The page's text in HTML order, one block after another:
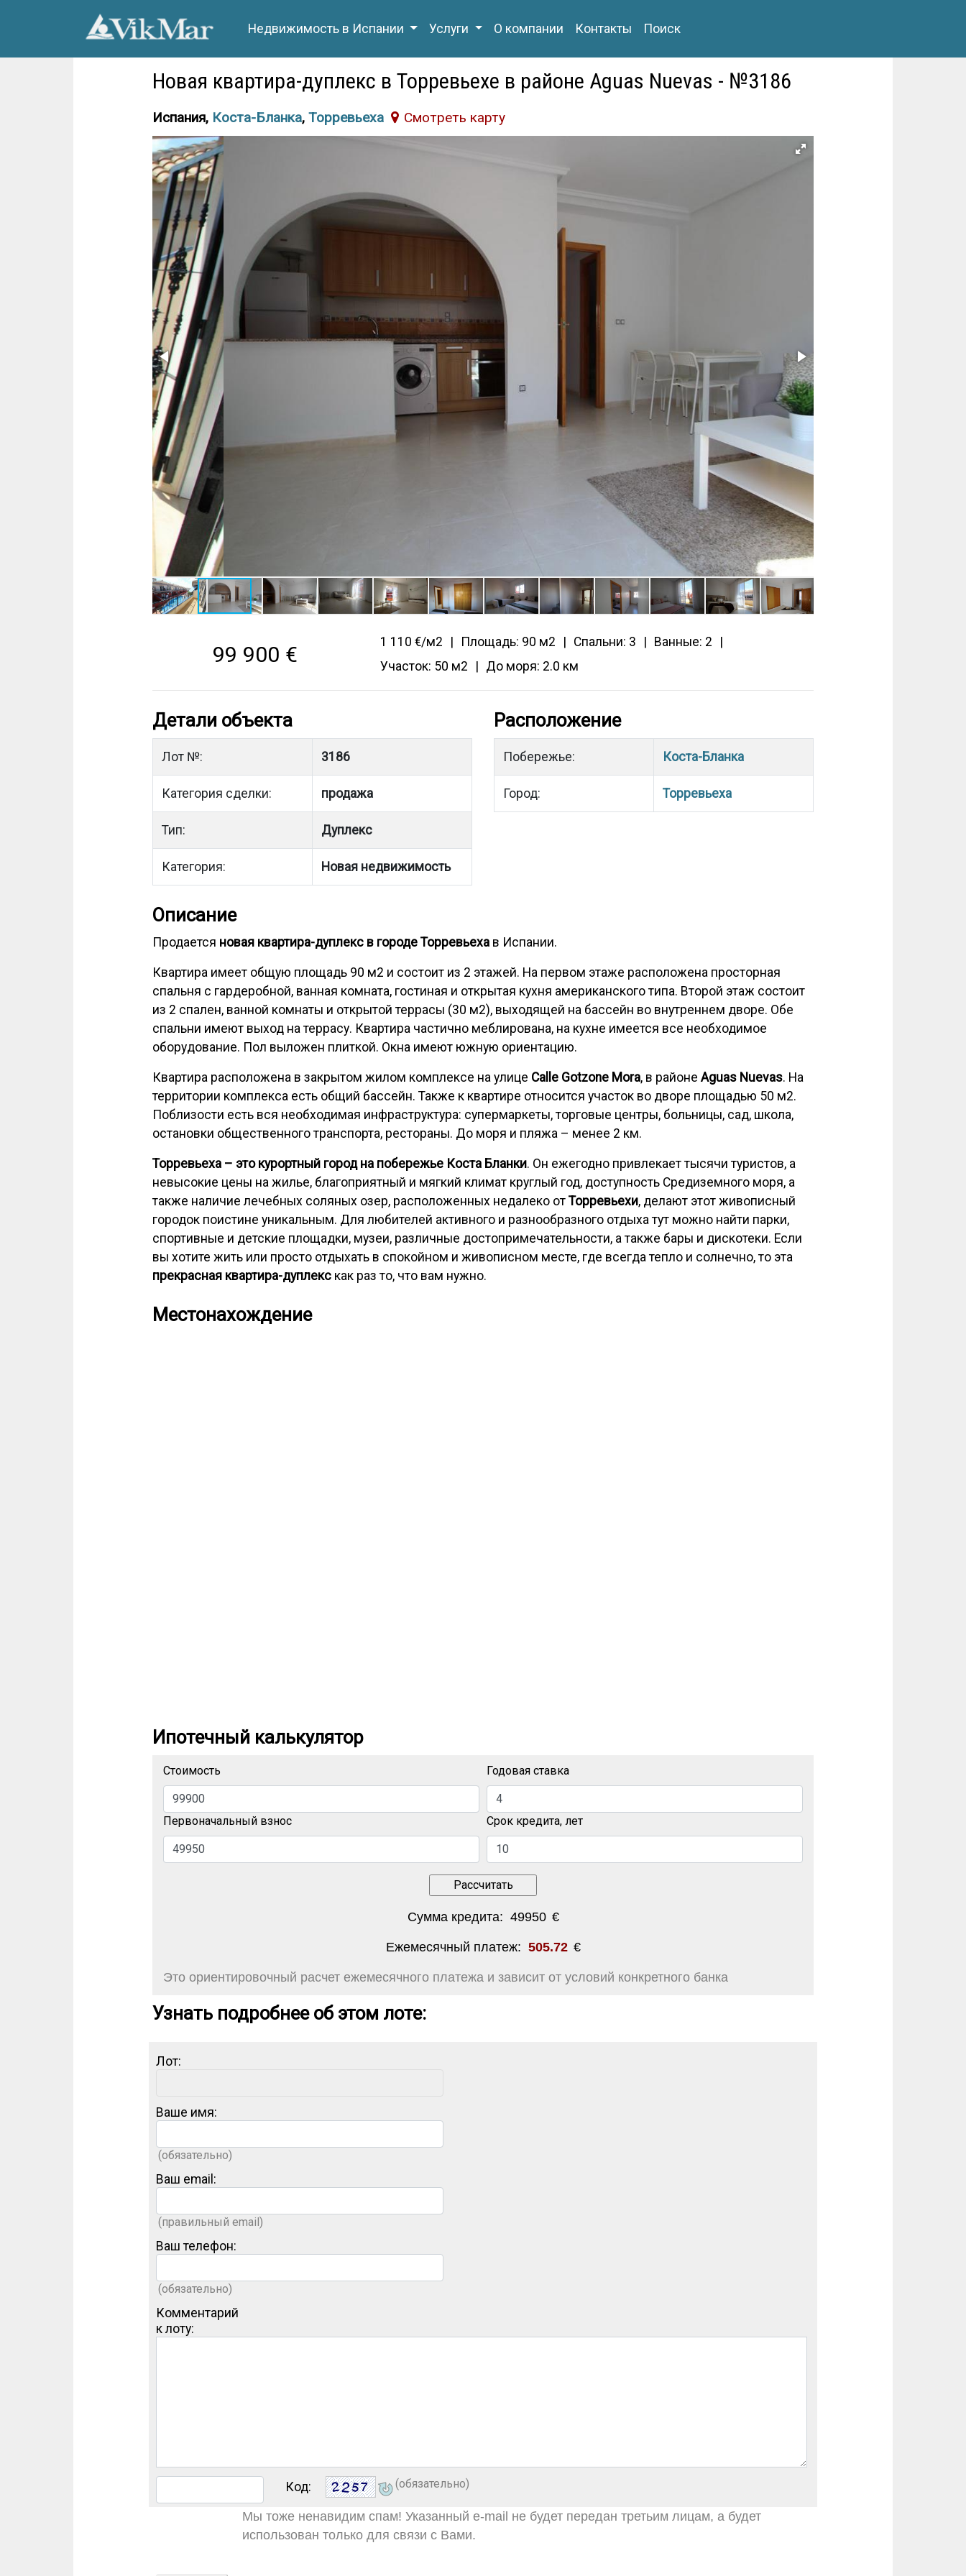
Недвижимость в Испании Услуги О компании Контакты Поиск
Новая квартира-дуплекс в Торревьехе в районе Aguas Nuevas - №3186
Испания, Коста-Бланка, Торревьеха Cмотреть карту
99 900 € 1 110 €/м2 Площадь: 90 м2 Спальни: 3
Ванные: 2
Участок: 50 м2
До моря: 2.0 км
Детали объекта
Лот №: 3186
Категория сделки: продажа
Тип: Дуплекс
Категория: Новая недвижимость
Расположение
Побережье: Коста-Бланка
Город: Торревьеха
Описание
Продается новая квартира-дуплекс в городе Торревьеха в Испании.
Квартира имеет общую площадь 90 м2 и состоит из 2 этажей. На первом этаже расположена просторная
спальня с гардеробной, ванная комната, гостиная и открытая кухня американского типа. Второй этаж состоит
из 2 спален, ванной комнаты и открытой террасы (30 м2), выходящей на бассейн во внутреннем дворе. Обе
спальни имеют выход на террасу. Квартира частично меблирована, на кухне имеется все необходимое
оборудование. Пол выложен плиткой. Окна имеют южную ориентацию.
Квартира расположена в закрытом жилом комплексе на улице Calle Gotzone Mora, в районе Aguas Nuevas. На
территории комплекса есть общий бассейн. Также к квартире относится участок во дворе площадью 50 м2.
Поблизости есть вся необходимая инфраструктура: супермаркеты, торговые центры, больницы, сад, школа,
остановки общественного транспорта, рестораны. До моря и пляжа – менее 2 км.
Торревьеха – это курортный город на побережье Коста Бланки. Он ежегодно привлекает тысячи туристов, а
невысокие цены на жилье, благоприятный и мягкий климат круглый год, доступность Средиземного моря, а
также наличие лечебных соляных озер, расположенных недалеко от Торревьехи, делают этот живописный
городок поистине уникальным. Для любителей активного и разнообразного отдыха тут можно найти парки,
спортивные и детские площадки, музеи, различные достопримечательности, а также бары и дискотеки. Если
вы хотите жить или просто отдыхать в спокойном и живописном месте, где всегда тепло и солнечно, то эта
прекрасная квартира-дуплекс как раз то, что вам нужно.
Местонахождение
Ипотечный калькулятор
Стоимость
Первоначальный взнос
Годовая ставка
Срок кредита, лет
Сумма кредита: 49950 €
Ежемесячный платеж: 505.72 €
Это ориентировочный расчет ежемесячного платежа и зависит от условий конкретного банка
Узнать подробнее об этом лоте:
Лот:
Ваше имя:
(обязательно)
Ваш email:
(правильный email)
Ваш телефон:
(обязательно)
Комментарий
к лоту:
Код: (обязательно)
Мы тоже ненавидим спам! Указанный e-mail не будет передан третьим лицам, а будет
использован только для связи с Вами.